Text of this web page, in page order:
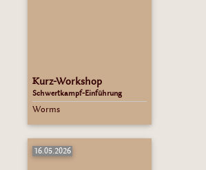
Kurz-Workshop
Schwertkampf-Einführung
Worms
16.05.2026